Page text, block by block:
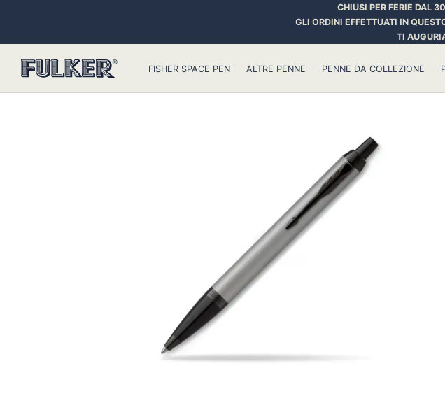
CHIUSI PER FERIE DAL
GLI ORDINI EFFETTUATI IN
TI
FISHER SPACE PEN ALTRE PENNE PENNE DA COLLEZIONE